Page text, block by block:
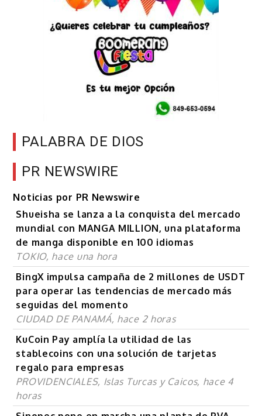
PALABRA DE DIOS
PR NEWSWIRE
Noticias por PR Newswire
Shueisha se lanza a la conquista del mercado
mundial con MANGA MILLION, una plataforma
de manga disponible en 100 idiomas
TOKIO, hace una hora
BingX impulsa campaña de 2 millones de USDT
para operar las tendencias de mercado más
seguidas del momento
CIUDAD DE PANAMÁ, hace 2 horas
KuCoin Pay amplía la utilidad de las
stablecoins con una solución de tarjetas
regalo para empresas
PROVIDENCIALES, Islas Turcas y Caicos, hace 4
horas